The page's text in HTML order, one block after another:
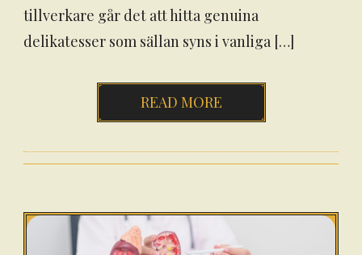
tillverkare går det att hitta genuina
delikatesser som sällan syns i vanliga […]
READ MORE